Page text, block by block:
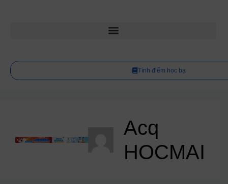
Tính điểm học bạ
Acq
HOCMAI